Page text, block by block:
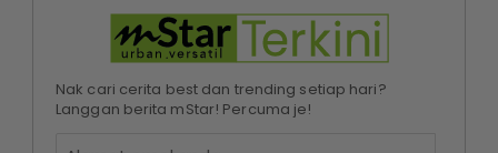
Nak cari cerita best dan trending setiap hari?
Langgan berita mStar! Percuma je!